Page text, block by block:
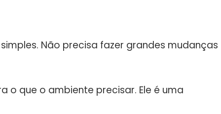
Não precisa fazer grandes mudanças
o que o ambiente precisar. Ele é uma